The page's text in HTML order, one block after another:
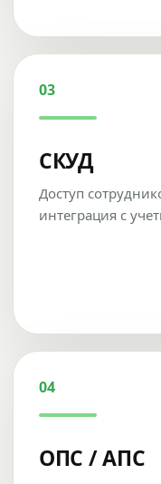
03
СКУД
Доступ
интеграция с
04
ОПС / АПС